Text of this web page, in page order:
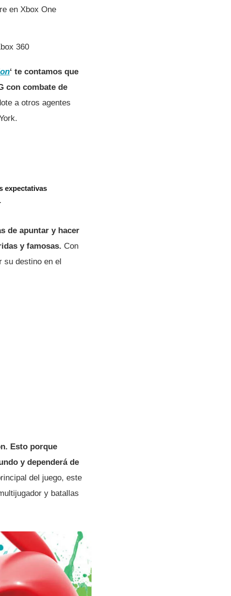
en Xbox One
360
‘ te contamos que
con combate de
a otros agentes
expectativas
de apuntar y hacer
y famosas. Con
su destino en el
Esto porque
y dependerá de
del juego, este
y batallas